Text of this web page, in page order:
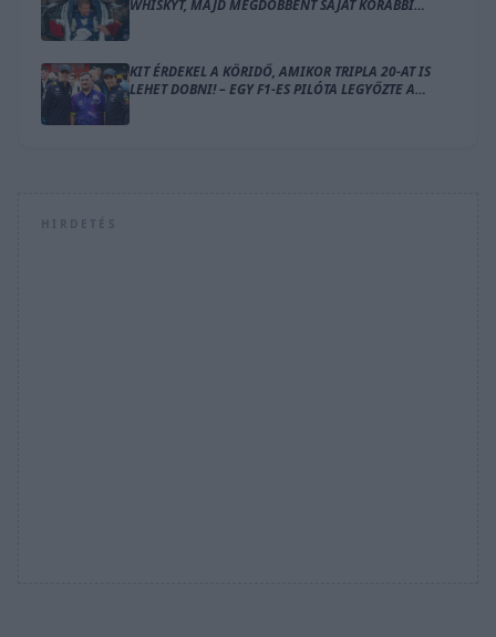
WHISKYT, MAJD MEGDÖBBENT SAJÁT KORÁBBI
KIT ÉRDEKEL A KÖRIDŐ, AMIKOR TRIPLA 20-AT IS
LEHET DOBNI! – EGY F1-ES PILÓTA LEGYŐZTE A
HIRDETÉS